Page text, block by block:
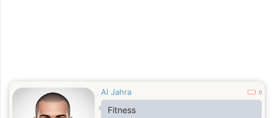
Al Jahra 0
Fitness